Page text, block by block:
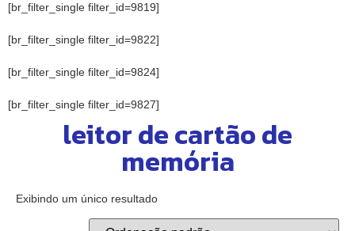
[br_filter_single filter_id=9819]
[br_filter_single filter_id=9822]
[br_filter_single filter_id=9824]
[br_filter_single filter_id=9827]
leitor de cartão de
memória
Exibindo um único resultado